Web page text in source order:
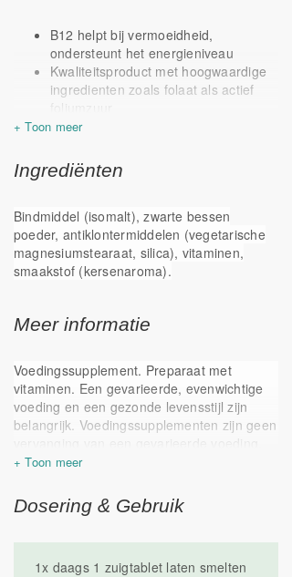
B12 helpt bij vermoeidheid,
ondersteunt het energieniveau
Kwaliteitsproduct met hoogwaardige
ingredienten zoals folaat als actief
foliumzuur
Geen intrinsic factor nodig voor
Dit product bevat
Zeer breed toepasbaar
Ingrediënten
Bindmiddel (isomalt), zwarte bessen
poeder, antiklontermiddelen (vegetarische
magnesiumstearaat, silica), vitaminen,
smaakstof (kersenaroma).
Meer informatie
Voedingssupplement. Preparaat met
vitaminen. Een gevarieerde, evenwichtige
voeding en een gezonde levensstijl zijn
belangrijk. Voedingssupplementen zijn geen
Koel, droog, donker en buiten het bereik
kan een laxerend effect hebben.
Geproduceerd in Nederland.
Dosering & Gebruik
1x daags 1 zuigtablet laten smelten